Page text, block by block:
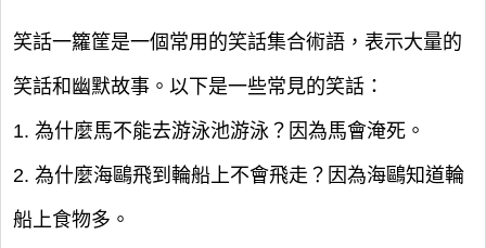
笑話一籮筐是一個常用的笑話集合術語，表示大量的
笑話和幽默故事。以下是一些常見的笑話：
1. 為什麼馬不能去游泳池游泳？因為馬會淹死。
2. 為什麼海鷗飛到輪船上不會飛走？因為海鷗知道輪
船上食物多。